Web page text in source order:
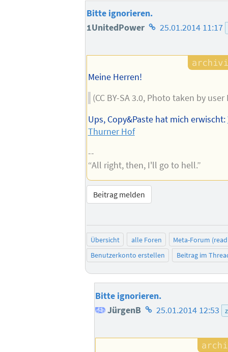
Bitte ignorieren.
1UnitedPower Homepage
Autors
25.01.2014 11:17
Meine Herren!
(CC BY-SA 3.0, Photo taken by
Ups, Copy&Paste hat mich erwischt:
Thurner Hof
--
“All right, then, I'll go to hell.”
Beitrag melden
Übersicht alle Foren
Meta-Forum
Benutzerkonto erstellen
Beitrag im
Bitte ignorieren.
JürgenB Homepage
Autors
25.01.2014 12:53